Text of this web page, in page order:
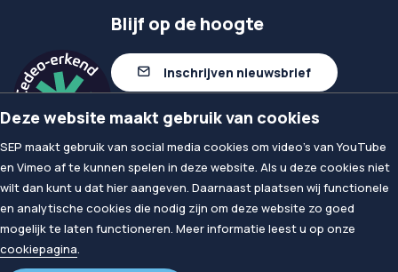
Blijf op de hoogte
Inschrijven nieuwsbrief
Volg ons op linkedIn
© 2026SEP
Algemene voorwaarden
Deze website maakt gebruik van cookies
SEP maakt gebruik van social media cookies om video's van YouTube
en Vimeo af te kunnen spelen in deze website. Als u deze cookies niet
wilt dan kunt u dat hier aangeven. Daarnaast plaatsen wij functionele
en analytische cookies die nodig zijn om deze website zo goed
mogelijk te laten functioneren. Meer informatie leest u op onze
cookiepagina.